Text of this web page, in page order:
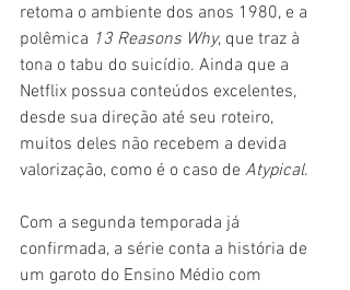
retoma o ambiente dos anos 1980, e a
polêmica 13 Reasons Why, que traz à
tona o tabu do suicídio. Ainda que a
Netflix possua conteúdos excelentes,
desde sua direção até seu roteiro,
muitos deles não recebem a devida
valorização, como é o caso de Atypical.
Com a segunda temporada já
confirmada, a série conta a história de
um garoto do Ensino Médio com